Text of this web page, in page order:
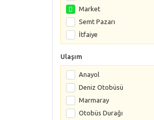
Market
Semt Pazarı
İtfaiye
Ulaşım
Anayol
Deniz Otobüsü
Marmaray
Otobüs Durağı